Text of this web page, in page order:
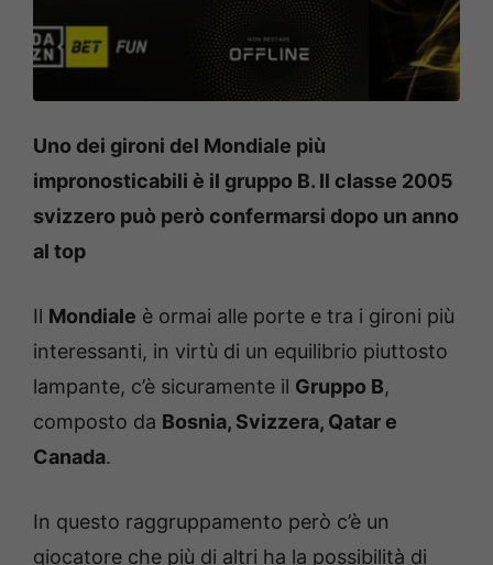
Uno dei gironi del Mondiale più
impronosticabili è il gruppo B. Il classe 2005
svizzero può però confermarsi dopo un anno
al top
Il Mondiale è ormai alle porte e tra i gironi più
interessanti, in virtù di un equilibrio piuttosto
lampante, c’è sicuramente il Gruppo B,
composto da Bosnia, Svizzera, Qatar e
Canada.
In questo raggruppamento però c’è un
giocatore che più di altri ha la possibilità di